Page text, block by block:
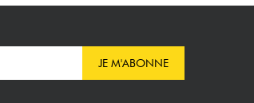
JE M'ABONNE